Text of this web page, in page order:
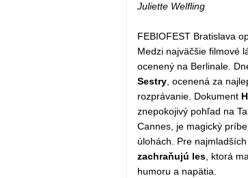
Juliette Welfling
FEBIOFEST Bratislava
Medzi najväčšie filmové
ocenený na Berlinale.
Sestry, ocenená za
rozprávanie. Dokument
znepokojivý pohľad na
Cannes, je magický
úlohách. Pre
zachraňujú les, ktorá
humoru a napätia.